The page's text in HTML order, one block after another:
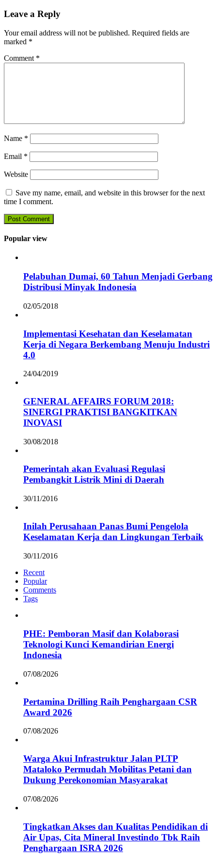
Leave a Reply
Your email address will not be published. Required fields are
marked *
Comment *
Name *
Email *
Website
Save my name, email, and website in this browser for the next
time I comment.
Popular view
Pelabuhan Dumai, 60 Tahun Menjadi Gerbang
Distribusi Minyak Indonesia
02/05/2018
Implementasi Kesehatan dan Keselamatan
Kerja di Negara Berkembang Menuju Industri
4.0
24/04/2019
GENERAL AFFAIRS FORUM 2018:
SINERGI PRAKTISI BANGKITKAN
INOVASI
30/08/2018
Pemerintah akan Evaluasi Regulasi
Pembangkit Listrik Mini di Daerah
30/11/2016
Inilah Perusahaan Panas Bumi Pengelola
Keselamatan Kerja dan Lingkungan Terbaik
30/11/2016
Recent
Popular
Comments
Tags
PHE: Pemboran Masif dan Kolaborasi
Teknologi Kunci Kemandirian Energi
Indonesia
07/08/2026
Pertamina Drilling Raih Penghargaan CSR
Award 2026
07/08/2026
Warga Akui Infrastruktur Jalan PLTP
Mataloko Permudah Mobilitas Petani dan
Dukung Perekonomian Masyarakat
07/08/2026
Tingkatkan Akses dan Kualitas Pendidikan di
Air Upas, Cita Mineral Investindo Tbk Raih
Penghargaan ISRA 2026